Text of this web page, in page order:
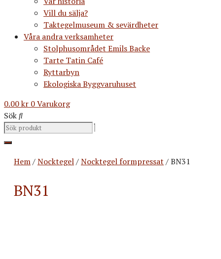
Vill du sälja?
Taktegelmuseum & sevärdheter
Våra andra verksamheter
Stolphusområdet Emils Backe
Tarte Tatin Café
Ryttarbyn
Ekologiska Byggvaruhuset
0.00kr 0Varukorg
Sök
Hem/Nocktegel/Nocktegel formpressat / BN31
BN31